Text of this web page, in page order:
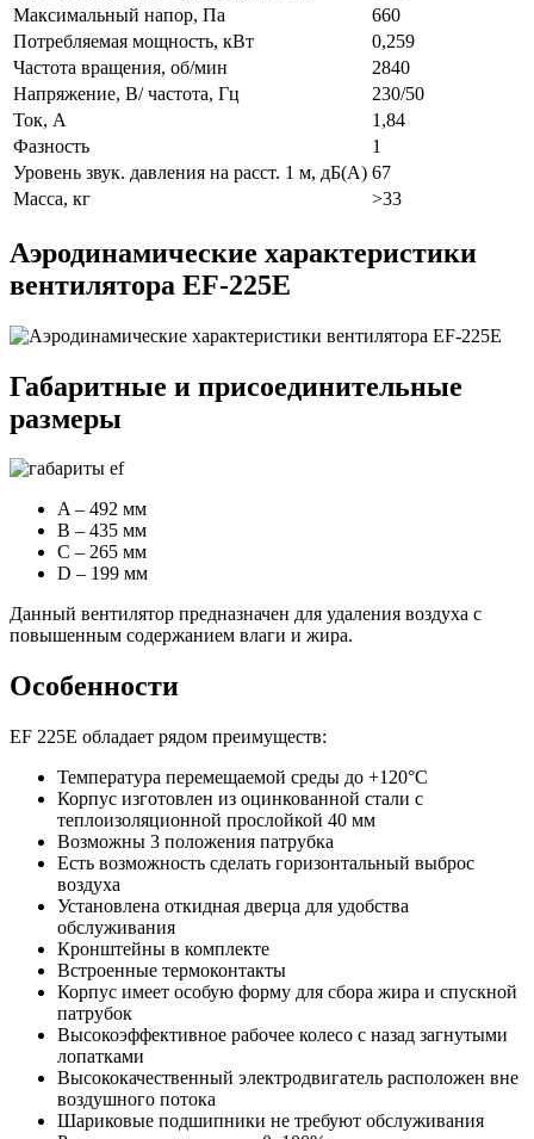
Максимальный напор, Па
660
Потребляемая мощность, кВт
0,259
Частота вращения, об/мин
2840
Напряжение, В/ частота, Гц
230/50
Ток, А
1,84
Фазность
1
Уровень звук. давления на расст. 1 м, дБ(А) 67
Масса, кг
>33
Аэродинамические характеристики
вентилятора EF-225E
Габаритные и присоединительные
размеры
A – 492 мм
B – 435 мм
C – 265 мм
D – 199 мм
Данный вентилятор предназначен для удаления воздуха с
повышенным содержанием влаги и жира.
Особенности
EF 225E обладает рядом преимуществ:
Температура перемещаемой среды до +120°С
Корпус изготовлен из оцинкованной стали с
теплоизоляционной прослойкой 40 мм
Возможны 3 положения патрубка
Есть возможность сделать горизонтальный выброс
воздуха
Установлена откидная дверца для удобства
обслуживания
Кронштейны в комплекте
Встроенные термоконтакты
Корпус имеет особую форму для сбора жира и спускной
патрубок
Высокоэффективное рабочее колесо с назад загнутыми
лопатками
Высококачественный электродвигатель расположен вне
воздушного потока
Шариковые подшипники не требуют обслуживания